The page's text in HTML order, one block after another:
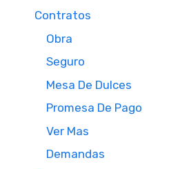
Contratos
Obra
Seguro
Mesa De Dulces
Promesa De Pago
Ver Mas
Demandas